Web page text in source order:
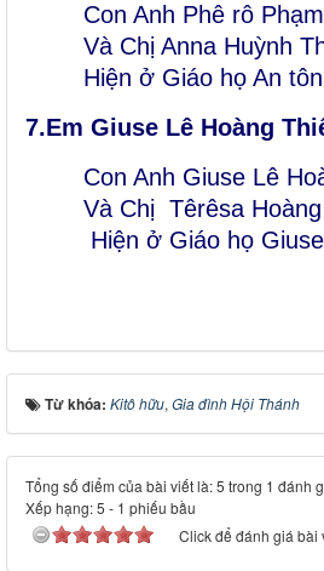
Con Anh Phê rô
Và Chị Anna Huỳnh
Hiện ở Giáo họ An tôn
7.Em Giuse Lê Hoàng
Con Anh Giuse Lê
Và Chị Têrêsa Hoàng
Hiện ở Giáo họ Giuse
Từ khóa: Kitô hữu,Gia đình Hội Thánh
Tổng số điểm của bài viết là: 5 trong 1 đánh
Xếp hạng:5 - 1 phiếu bầu
Click để đánh giá bài